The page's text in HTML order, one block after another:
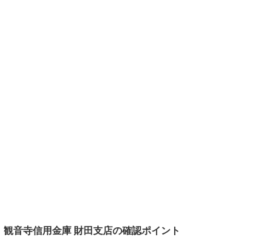
観音寺信用金庫 財田支店の確認ポイント